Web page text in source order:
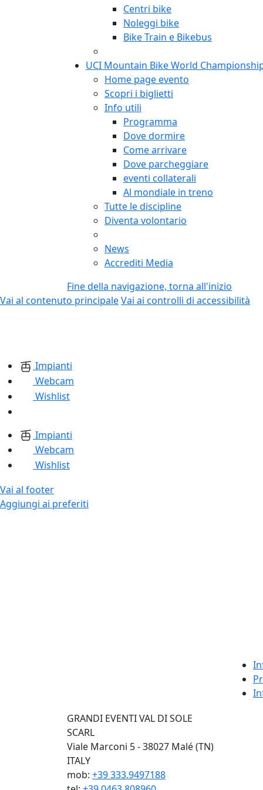
Centri bike
Noleggi bike
Bike Train e Bikebus
UCI Mountain Bike World
Home page evento
Scopri i biglietti
Info utili
Programma
Dove dormire
Come arrivare
Dove parcheggiare
eventi collaterali
Al mondiale in treno
Tutte le discipline
Diventa volontario
News
Accrediti Media
Fine della navigazione, torna all'inizio
Vai al contenuto principaleVai ai controlli di accessibilità
Impianti
Webcam
Wishlist
Impianti
Webcam
Wishlist
Vai al footer
Aggiungi ai preferiti
GRANDI EVENTI VAL DI SOLE
SCARL
Viale Marconi 5 - 38027 Malé (TN)
ITALY
mob: +39 333.9497188